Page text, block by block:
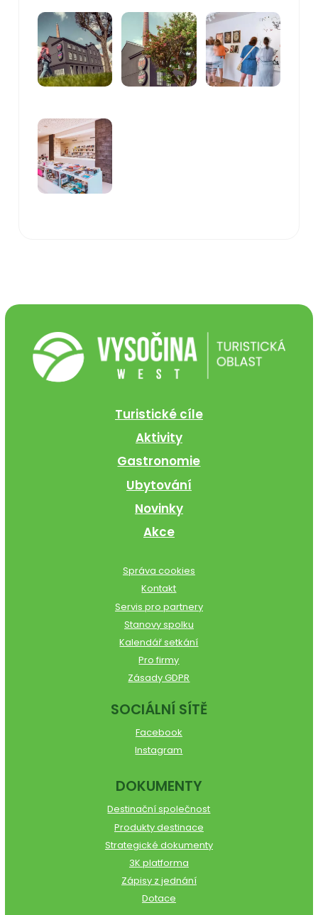
Turistické cíle
Aktivity
Gastronomie
Ubytování
Novinky
Akce
Správa cookies
Kontakt
Servis pro partnery
Stanovy spolku
Kalendář setkání
Pro firmy
Zásady GDPR
SOCIÁLNÍ SÍTĚ
Facebook
Instagram
DOKUMENTY
Destinační společnost
Produkty destinace
Strategické dokumenty
3K platforma
Zápisy z jednání
Dotace